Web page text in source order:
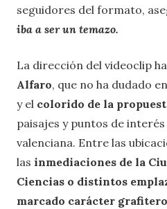
seguidores del formato,
iba a ser un temazo.
La dirección del videoclip
Alfaro, que no ha dudado
y el colorido de la
paisajes y puntos de
valenciana. Entre las
las inmediaciones de la
Ciencias o distintos
marcado carácter grafitero